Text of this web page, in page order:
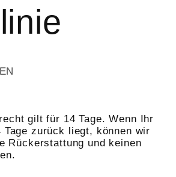
gilt für 14 Tage. Wenn Ihr
Tage zurück liegt, können wir
Rückerstattung und keinen